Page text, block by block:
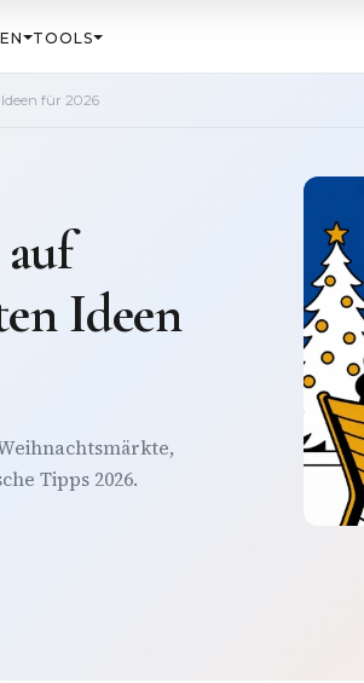
TOOLS
für 2026
Ideen
Tipps 2026.